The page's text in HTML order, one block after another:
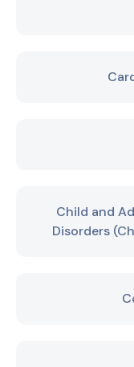
Child and
Disorders